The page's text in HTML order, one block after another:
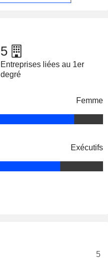
5
Entreprises liées au 1er
degré
Femme
Exécutifs
5